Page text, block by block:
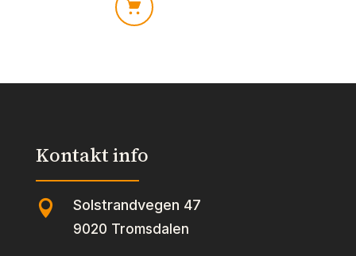
Kontakt info
 Solstrandvegen 47
9020 Tromsdalen